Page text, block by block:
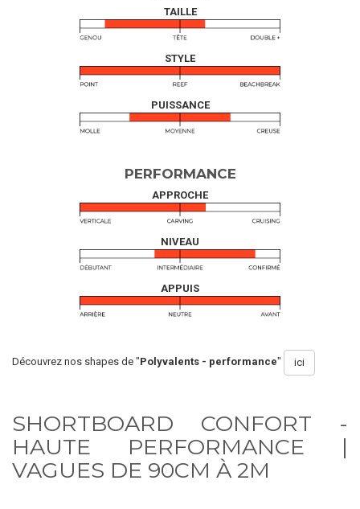
TAILLE
STYLE
PUISSANCE
PERFORMANCE
APPROCHE
NIVEAU
APPUIS
Découvrez nos shapes de " Polyvalents - performance" ici
SHORTBOARD CONFORT -
HAUTE PERFORMANCE |
VAGUES DE 90CM À 2M